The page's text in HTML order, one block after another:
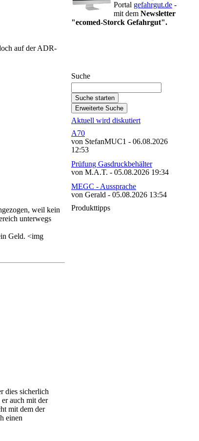
auf der ADR-
weil kein
unterwegs
Geld. <img
dies sicherlich
auch mit der
mit dem der
einen
Portal gefahrgut.de -
mit dem Newsletter
"ecomed-Storck Gefahrgut".
Suche
Aktuell wird diskutiert
A70
von StefanMUC1 - 06.08.2026
12:53
Prüfung Gasdruckbehälter
von M.A.T. - 05.08.2026 19:34
MEGC - Aussprache
von Gerald - 05.08.2026 13:54
Produkttipps